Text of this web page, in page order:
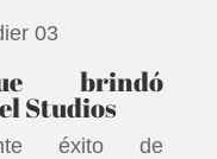
brindó
Studios
éxito de